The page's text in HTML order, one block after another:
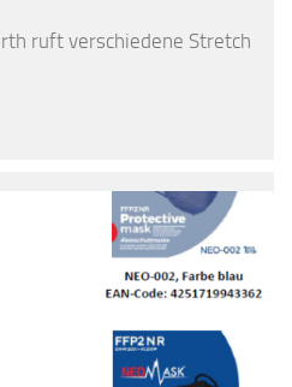
ruft verschiedene Stretch